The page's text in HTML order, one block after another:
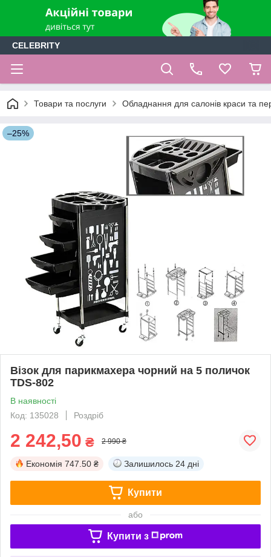
CELEBRITY
Товари та послуги Обладнання для салонів краси та
–25%
Візок для парикмахера чорний на 5 поличок
TDS-802
В наявності
Код: 135028
Роздріб
2 242,50 ₴ 2 990 ₴
Економія 747.50 ₴ Залишилось 24 дні
Купити
або
Купити з